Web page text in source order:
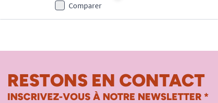
Comparer
RESTONS EN CONTACT
INSCRIVEZ-VOUS À NOTRE NEWSLETTER *